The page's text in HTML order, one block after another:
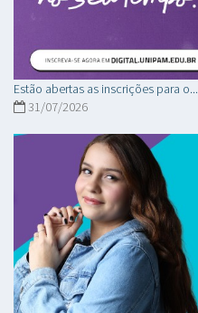
Estão abertas as inscrições para o...
31/07/2026